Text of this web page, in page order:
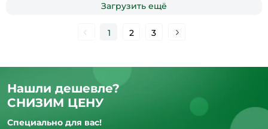
Загрузить ещё
1 2 3
Нашли дешевле?
СНИЗИМ ЦЕНУ
Специально для вас!